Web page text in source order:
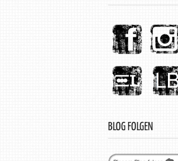
BLOG FOLGEN